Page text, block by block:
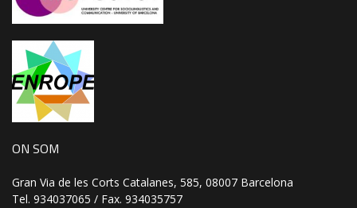
ON SOM
Gran Via de les Corts Catalanes, 585, 08007 Barcelona
Tel. 934037065 / Fax. 934035757